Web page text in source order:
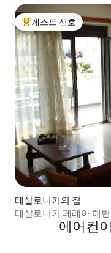
상위 게스트 선호
게스트 선호
테살로니키의 집
테살로니키 페레아 해
에어컨